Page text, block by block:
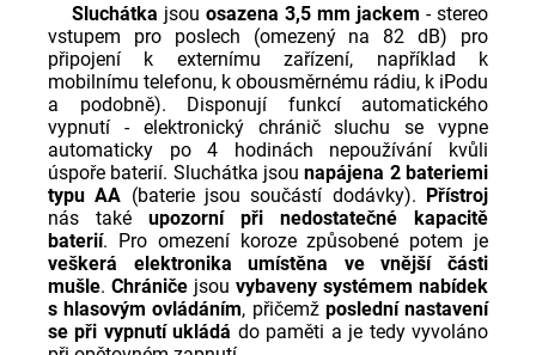
Sluchátka jsou osazena 3,5 mm jackem - stereo
vstupem pro poslech (omezený na 82 dB) pro
připojení k externímu zařízení, například k
mobilnímu telefonu, k obousměrnému rádiu, k iPodu
a podobně). Disponují funkcí automatického
vypnutí - elektronický chránič sluchu se vypne
automaticky po 4 hodinách nepoužívání kvůli
úspoře baterií. Sluchátka jsounapájena 2 bateriemi
typu AA (baterie jsou součástí dodávky). Přístroj
nás také upozorní při nedostatečné kapacitě
baterií. Pro omezení koroze způsobené potem je
veškerá elektronika umístěna ve vnější části
mušle. Chrániče jsou vybaveny systémem nabídek
s hlasovým ovládáním, přičemž poslední nastavení
se při vypnutí ukládá do paměti a je tedy vyvoláno